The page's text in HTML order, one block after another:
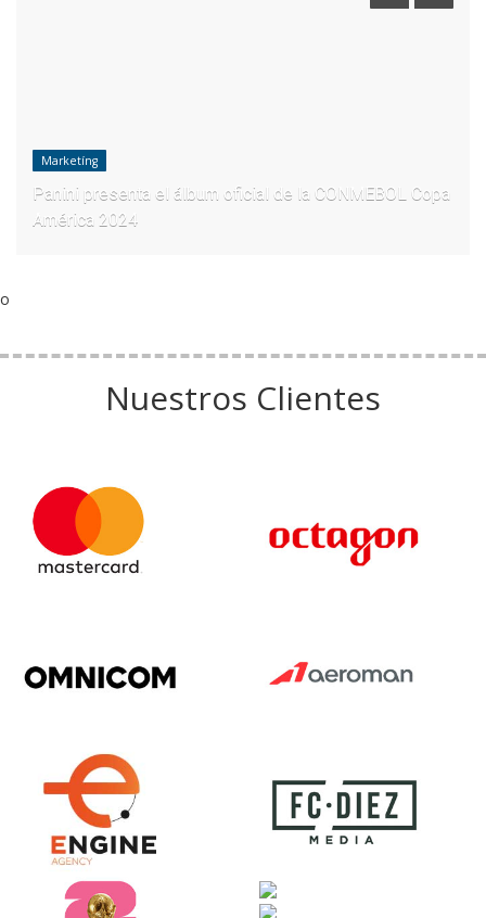
Marketíng
Panini presenta el álbum oficial de la CONMEBOL Copa
América 2024
o
Nuestros Clientes